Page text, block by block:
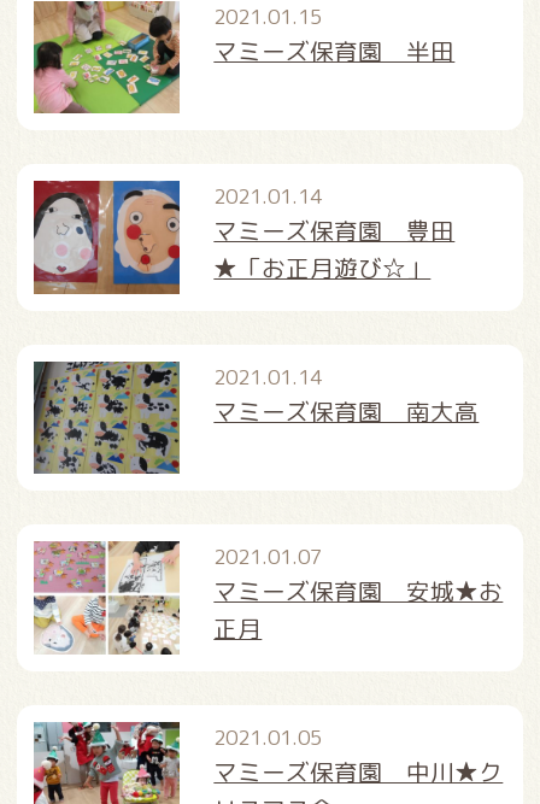
2021.01.15
マミーズ保育園 半田
2021.01.14
マミーズ保育園 豊田
★「お正月遊び☆」
2021.01.14
マミーズ保育園 南大高
2021.01.07
マミーズ保育園 安城★お
正月
2021.01.05
マミーズ保育園 中川★ク